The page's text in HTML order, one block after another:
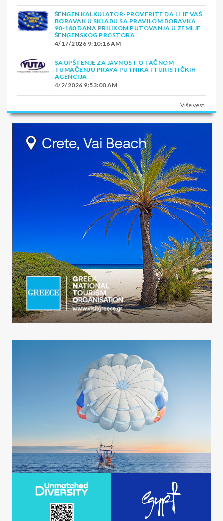
ŠENGEN KALKULATOR-PROVERITE DA LI JE VAŠ
BORAVAK U SKLADU SA PRAVILOM BORAVKA
90-180 DANA PRILIKOM PUTOVANJA U ZEMLJE
ŠENGENSKOG PROSTORA
4/17/2026 9:10:16 AM
SAOPŠTENJE ZA JAVNOST O TAČNOM
TUMAČENJU PRAVA PUTNIKA I TURISTIČKIH
AGENCIJA
4/2/2026 9:53:00 AM
Više vesti